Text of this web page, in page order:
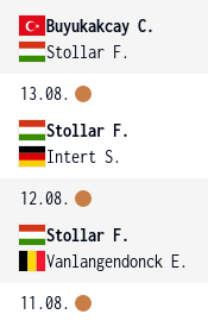
Buyukakcay C.
Stollar F.
13.08.
Stollar F.
Intert S.
12.08.
Stollar F.
Vanlangendonck E.
11.08.